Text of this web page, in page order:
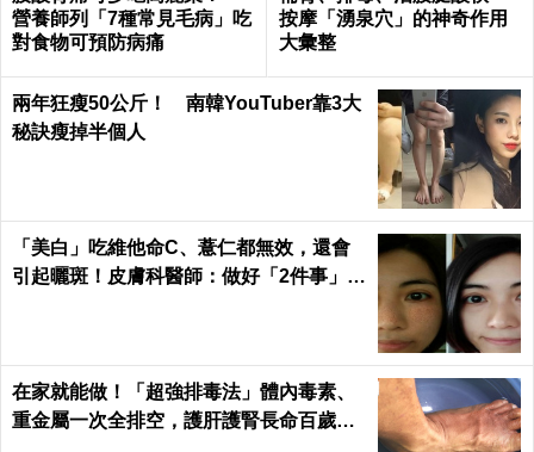
營養師列「7種常見毛病」吃
對食物可預防病痛
按摩「湧泉穴」的神奇作用
大彙整
兩年狂瘦50公斤！ 南韓YouTuber靠3大
秘訣瘦掉半個人
「美白」吃維他命C、薏仁都無效，還會
引起曬斑！皮膚科醫師：做好「2件事」最
在家就能做！「超強排毒法」體內毒素、
重金屬一次全排空，護肝護腎長命百歲｜